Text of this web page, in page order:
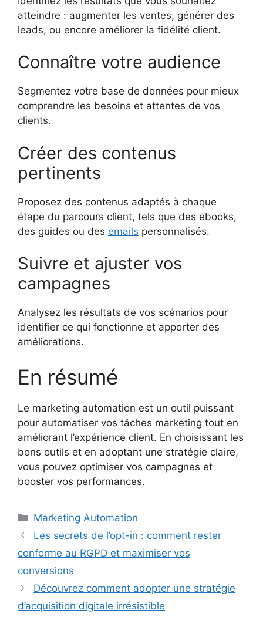
atteindre : augmenter les ventes, générer des
leads, ou encore améliorer la fidélité client.
Connaître votre audience
Segmentez votre base de données pour mieux
comprendre les besoins et attentes de vos
clients.
Créer des contenus
pertinents
Proposez des contenus adaptés à chaque
étape du parcours client, tels que des ebooks,
des guides ou des emails personnalisés.
Suivre et ajuster vos
campagnes
Analysez les résultats de vos scénarios pour
identifier ce qui fonctionne et apporter des
améliorations.
En résumé
Le marketing automation est un outil puissant
pour automatiser vos tâches marketing tout en
améliorant l’expérience client. En choisissant les
bons outils et en adoptant une stratégie claire,
vous pouvez optimiser vos campagnes et
booster vos performances.
Catégories
Marketing Automation
Les secrets de l’opt-in : comment rester
conforme au RGPD et maximiser vos
conversions
Découvrez comment adopter une stratégie
d’acquisition digitale irrésistible